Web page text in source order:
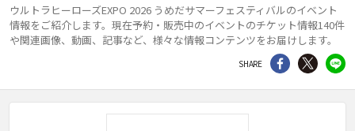
ウルトラヒーローズEXPO 2026 うめだサマーフェスティバルのイベント
情報をご紹介します。現在予約・販売中のイベントのチケット情報140件
や関連画像、動画、記事など、様々な情報コンテンツをお届けします。
SHARE シェア Twitter